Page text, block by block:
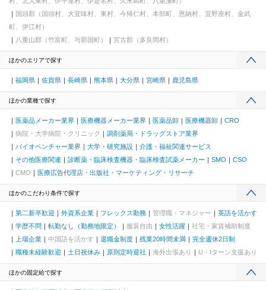
国頭郡（国頭村、大宜味村、東村、今帰仁村、本部町、恩納村、宜野座村、金武
町、伊江村）
八重山郡（竹富町、与那国町）
宮古郡（多良間村）
ほかのエリアで探す
福岡県 佐賀県 長崎県 熊本県 大分県 宮崎県 鹿児島県
ほかの業種で探す
医薬品メーカー業界 医療機器メーカー業界 医薬品卸 医療機器卸
CRO
病院・大学病院・クリニック
調剤薬局・ドラッグストア業界
バイオベンチャー業界
大学・研究施設
介護・福祉関連サービス
その他医療関連
診断薬・臨床検査機器・臨床検査試薬メーカー SMO
CSO
CMO
医療広告代理店・出版社・マーケティング・リサーチ
ほかのこだわり条件で探す
第二新卒歓迎 外資系企業 フレックス勤務 管理職・マネジャー
英語を活かす
学歴不問
転勤なし（勤務地限定） 服装自由 女性活躍
社宅・家賃補助制度
上場企業
中国語を活かす 退職金制度 残業20時間未満
完全週休2日制
職種未経験歓迎
土日祝休み 原則定時退社 海外出張あり U・Iターン支援あり
ほかの固定給で探す